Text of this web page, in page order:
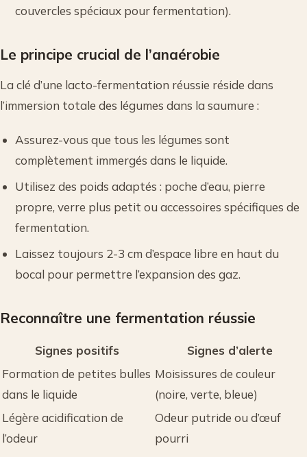
couvercles spéciaux pour fermentation).
Le principe crucial de l’anaérobie
La clé d’une lacto-fermentation réussie réside dans
l’immersion totale des légumes dans la saumure :
Assurez-vous que tous les légumes sont
complètement immergés dans le liquide.
Utilisez des poids adaptés : poche d’eau, pierre
propre, verre plus petit ou accessoires spécifiques de
fermentation.
Laissez toujours 2-3 cm d’espace libre en haut du
bocal pour permettre l’expansion des gaz.
Reconnaître une fermentation réussie
Signes positifs
Signes d’alerte
Formation de petites bulles
dans le liquide
Moisissures de couleur
(noire, verte, bleue)
Légère acidification de
l’odeur
Odeur putride ou d’œuf
pourri